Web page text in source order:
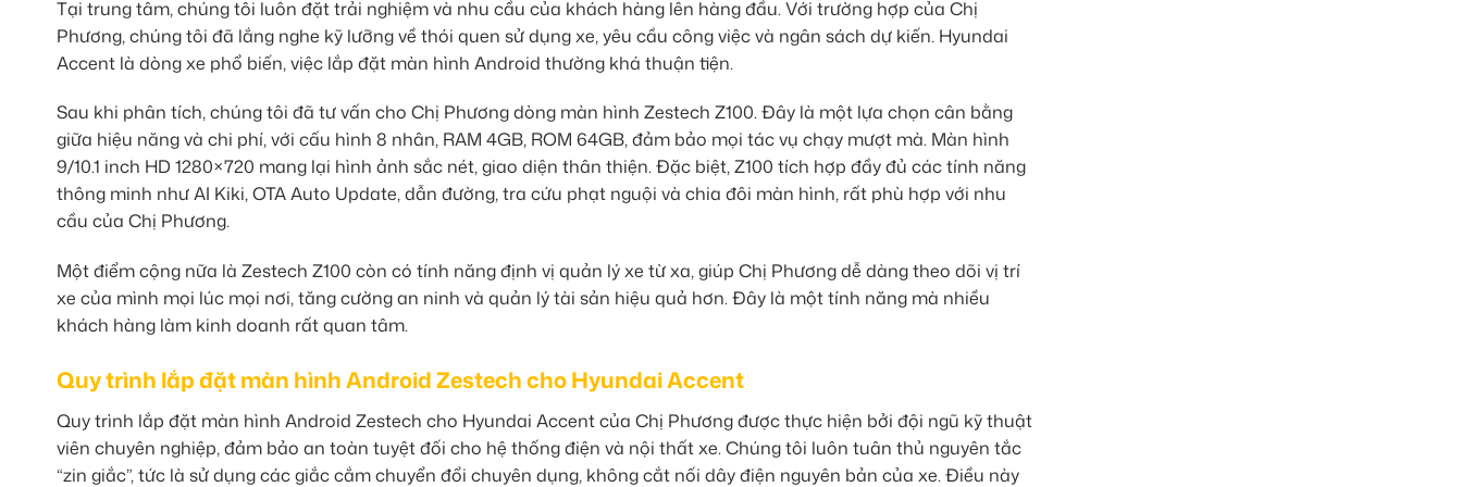
Tại trung tâm, chúng tôi luôn đặt trải nghiệm và nhu cầu của khách hàng lên hàng đầu. Với trường hợp của Chị
Phương, chúng tôi đã lắng nghe kỹ lưỡng về thói quen sử dụng xe, yêu cầu công việc và ngân sách dự kiến. Hyundai
Accent là dòng xe phổ biến, việc lắp đặt màn hình Android thường khá thuận tiện.
Sau khi phân tích, chúng tôi đã tư vấn cho Chị Phương dòng màn hình Zestech Z100. Đây là một lựa chọn cân bằng
giữa hiệu năng và chi phí, với cấu hình 8 nhân, RAM 4GB, ROM 64GB, đảm bảo mọi tác vụ chạy mượt mà. Màn hình
9/10.1 inch HD 1280×720 mang lại hình ảnh sắc nét, giao diện thân thiện. Đặc biệt, Z100 tích hợp đầy đủ các tính năng
thông minh như AI Kiki, OTA Auto Update, dẫn đường, tra cứu phạt nguội và chia đôi màn hình, rất phù hợp với nhu
cầu của Chị Phương.
Một điểm cộng nữa là Zestech Z100 còn có tính năng định vị quản lý xe từ xa, giúp Chị Phương dễ dàng theo dõi vị trí
xe của mình mọi lúc mọi nơi, tăng cường an ninh và quản lý tài sản hiệu quả hơn. Đây là một tính năng mà nhiều
khách hàng làm kinh doanh rất quan tâm.
Quy trình lắp đặt màn hình Android Zestech cho Hyundai Accent
Quy trình lắp đặt màn hình Android Zestech cho Hyundai Accent của Chị Phương được thực hiện bởi đội ngũ kỹ thuật
viên chuyên nghiệp, đảm bảo an toàn tuyệt đối cho hệ thống điện và nội thất xe. Chúng tôi luôn tuân thủ nguyên tắc
“zin giắc”, tức là sử dụng các giắc cắm chuyển đổi chuyên dụng, không cắt nối dây điện nguyên bản của xe. Điều này